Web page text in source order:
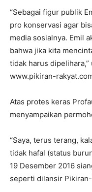
“Sebagai figur publik
pro konservasi agar
media sosialnya. Emil
bahwa jika kita
tidak harus
www.pikiran-
Atas protes keras
menyampaikan
“Saya, terus terang,
tidak hafal (status
19 Desember 2016
seperti dilansir